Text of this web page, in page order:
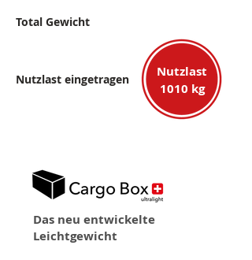
Total Gewicht
Nutzlast eingetragen
Nutzlast
1010 kg
Das neu entwickelte
Leichtgewicht